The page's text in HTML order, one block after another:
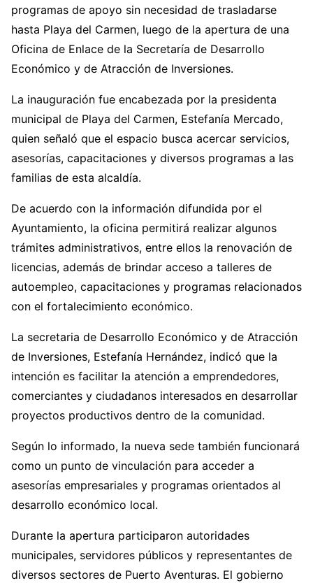
programas de apoyo sin necesidad de trasladarse
hasta Playa del Carmen, luego de la apertura de una
Oficina de Enlace de la Secretaría de Desarrollo
Económico y de Atracción de Inversiones.
La inauguración fue encabezada por la presidenta
municipal de Playa del Carmen, Estefanía Mercado,
quien señaló que el espacio busca acercar servicios,
asesorías, capacitaciones y diversos programas a las
familias de esta alcaldía.
De acuerdo con la información difundida por el
Ayuntamiento, la oficina permitirá realizar algunos
trámites administrativos, entre ellos la renovación de
licencias, además de brindar acceso a talleres de
autoempleo, capacitaciones y programas relacionados
con el fortalecimiento económico.
La secretaria de Desarrollo Económico y de Atracción
de Inversiones, Estefanía Hernández, indicó que la
intención es facilitar la atención a emprendedores,
comerciantes y ciudadanos interesados en desarrollar
proyectos productivos dentro de la comunidad.
Según lo informado, la nueva sede también funcionará
como un punto de vinculación para acceder a
asesorías empresariales y programas orientados al
desarrollo económico local.
Durante la apertura participaron autoridades
municipales, servidores públicos y representantes de
diversos sectores de Puerto Aventuras. El gobierno